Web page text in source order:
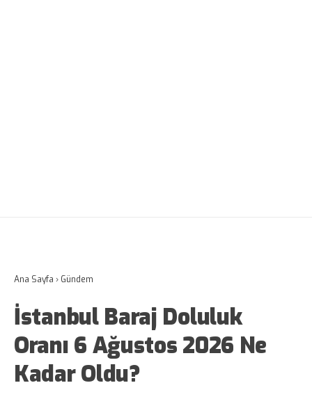
Ana Sayfa › Gündem
İstanbul Baraj Doluluk
Oranı 6 Ağustos 2026 Ne
Kadar Oldu?